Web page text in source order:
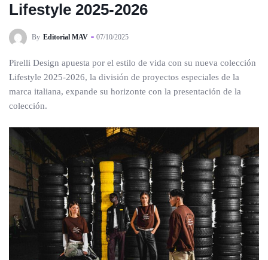
Lifestyle 2025-2026
By Editorial MAV 07/10/2025
Pirelli Design apuesta por el estilo de vida con su nueva colección
Lifestyle 2025-2026, la división de proyectos especiales de la
marca italiana, expande su horizonte con la presentación de la
colección.